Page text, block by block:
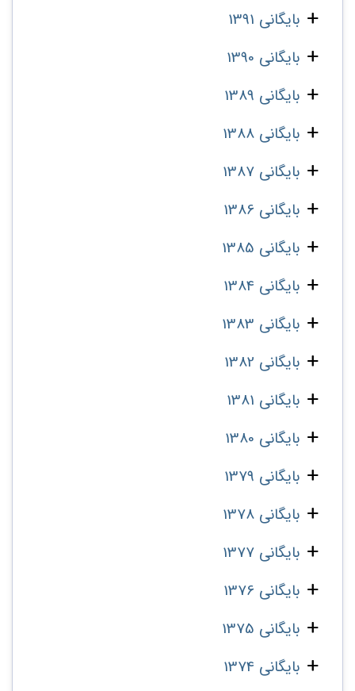
بایگانی 1391
بایگانی 1390
بایگانی 1389
بایگانی 1388
بایگانی 1387
بایگانی 1386
بایگانی 1385
بایگانی 1384
بایگانی 1383
بایگانی 1382
بایگانی 1381
بایگانی 1380
بایگانی 1379
بایگانی 1378
بایگانی 1377
بایگانی 1376
بایگانی 1375
بایگانی 1374